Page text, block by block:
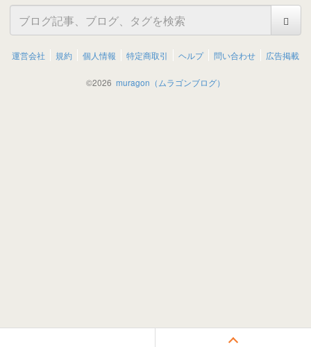
運営会社 規約 個人情報 特定商取引 ヘルプ 問い合わせ 広告掲載
©2026 muragon（ムラゴンブログ）